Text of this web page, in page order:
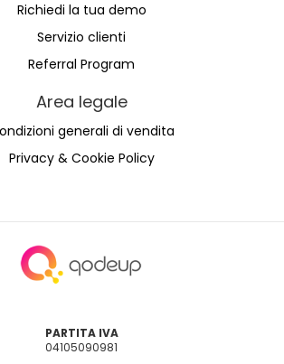
Richiedi la tua demo
Servizio clienti
Referral Program
Area legale
generali di vendita
Privacy & Cookie Policy
PARTITA IVA
04105090981